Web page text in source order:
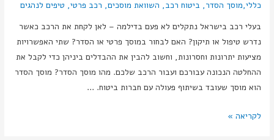
כללי,מוסך הסדר, ביטוח רכב, השוואת מוסכים, רכב פרטי, טיפים לנהגים
בעלי רכב בישראל נתקלים לא פעם בדילמה – לאן לקחת את הרכב כאשר
נדרש טיפול או תיקון? האם לבחור במוסך פרטי או הסדר? שתי האפשרויות
מציעות יתרונות וחסרונות, וחשוב להבין את ההבדלים ביניהן כדי לקבל את
ההחלטה הנכונה עבורכם ועבור הרכב שלכם. מהו מוסך הסדר? מוסך הסדר
הוא מוסך שעובד בשיתוף פעולה עם חברות ביטוח. …
לקריאה »